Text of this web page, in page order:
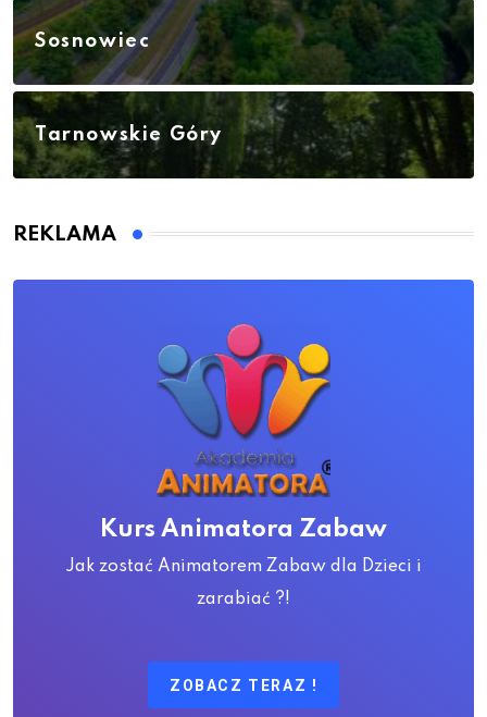
Sosnowiec
Tarnowskie Góry
REKLAMA
Kurs Animatora Zabaw
Jak zostać Animatorem Zabaw dla Dzieci i
zarabiać ?!
ZOBACZ TERAZ !